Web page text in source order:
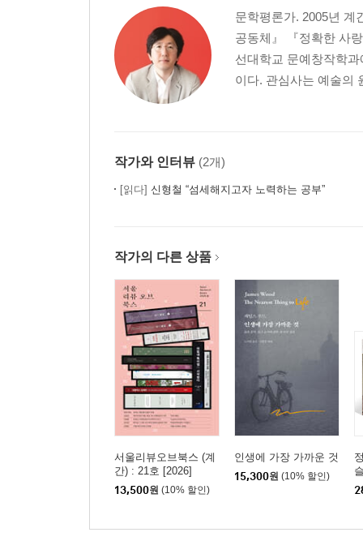
캐릭터 박물관 특실편 -알베르 카뮈 『이방인』
삶과의 게임에서 지다 -이상 『이상 소설 전집』
오독의 빛에 의지하여 -호르헤 루이스 보르헤스 [
음악 서술자 시점 -가즈오 이시구로 『녹턴』
언어의 이주민을 위하여 -다와다 요코 『영혼 없는
소설의 인식적 가치 -은희경 『태연한 인생』
우리는 더 좋은 사람이 될 수 있을까?
굿바이, 박정희 -탄핵과 그 이후
비무장의 예언자들 -2018년의 ‘남북’과 ‘남녀’
깊이 있는 사람
시기상조의 나라
사회적 인정의 복지 -태극기 부대를 바라보며
메릴 스트립의 용기
해도 되는 조롱은 없다
보수의 반대말은 민주
혐오와 농단
절망을 즐기지 않기 -김성수 [아수라]
희망은 종신형 -김승희 『희망이 외롭다』
문학평론가. 2005년 계
공동체』 『정확한 사
선대학교 문예창작학
이다. 관심사는 예술의
작가와 인터뷰 (2개)
[읽다] 신형철 “섬세해지고자 노력하는 공부”
작가의 다른 상품
서울리뷰오브북스 (계
간) : 21호 [2026]
13,500원 (10% 할인)
인생에 가장 가까운 것
15,300원 (10% 할인)